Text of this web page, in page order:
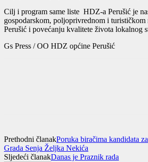
Cilj i program same liste HDZ-a Perušić je
gospodarskom, poljoprivrednom i
Perušić i povećanju kvalitete života lokalnog
Gs Press / OO HDZ općine Perušić
Prethodni članakPoruka biračima kandidata
Grada Senja Željka Nekića
Sljedeći članakDanas je Praznik rada